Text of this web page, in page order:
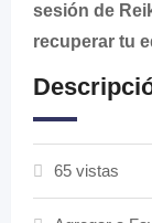
sesión de
recuperar tu
65 vistas